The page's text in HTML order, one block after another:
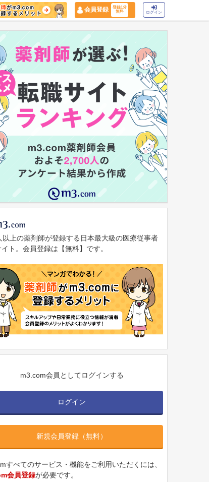
会員登録
登録1分
無料
ログイン
保険証
以上の薬剤師が登録する日本最大級の医療従事者
ト。会員登録は【無料】です。
m3.com会員としてログインする
ログイン
新規会員登録（無料）
すべてのサービス・機能をご利用いただくには、
会員登録が必要です。